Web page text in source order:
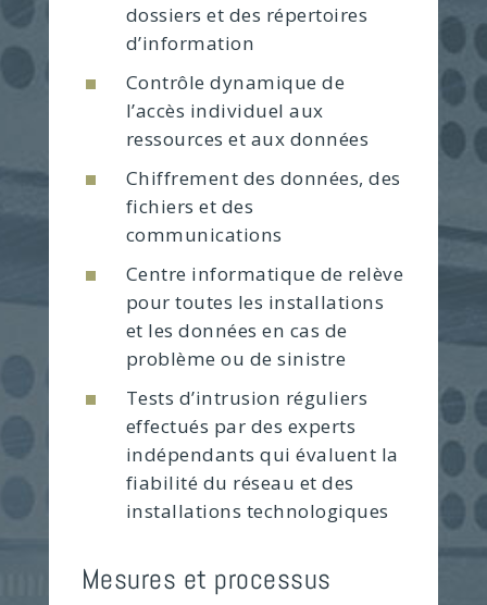
dossiers et des répertoires
d’information
Contrôle dynamique de
l’accès individuel aux
ressources et aux données
Chiffrement des données, des
fichiers et des
communications
Centre informatique de relève
pour toutes les installations
et les données en cas de
problème ou de sinistre
Tests d’intrusion réguliers
effectués par des experts
indépendants qui évaluent la
fiabilité du réseau et des
installations technologiques
Mesures et processus